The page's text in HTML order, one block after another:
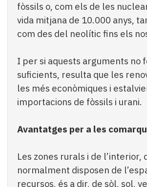
fòssils o, com els de les
vida mitjana de 10.000 anys,
com des del neolític fins els
I per si aquests arguments no
suficients, resulta que les
les més econòmiques i
importacions de fòssils i urani.
Avantatges per a les
Les zones rurals i de l’interior,
normalment disposen de
recursos, és a dir, de sòl, sol,